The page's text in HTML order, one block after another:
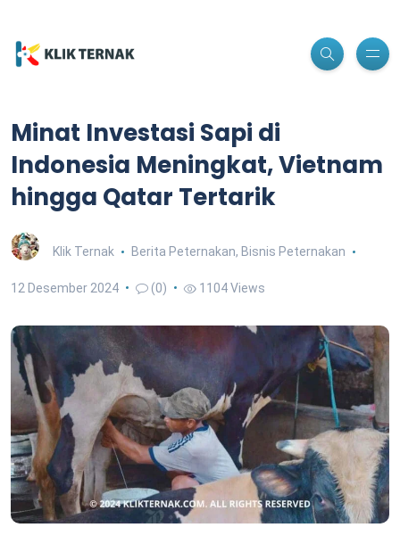
Minat Investasi Sapi di
Indonesia Meningkat, Vietnam
hingga Qatar Tertarik
Klik Ternak Berita Peternakan, Bisnis Peternakan
12 Desember 2024 (0) 1104 Views